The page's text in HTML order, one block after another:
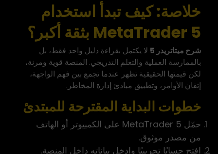
خلاصة: كيف تبدأ استخدام
MetaTrader 5 بثقة أكبر؟
شرح ميتاتريدر 5
لا يكتمل بقراءة دليل واحد فقط، بل
بالممارسة العملية والتعلم التدريجي. المنصة قوية ومرنة،
لكن قيمتها الحقيقية تظهر عندما تجمع بين فهم الواجهة،
إتقان الأوامر، وتطبيق مبادئ إدارة المخاطر.
خطوات البداية المقترحة للمبتدئ
حمّل MetaTrader 5 على الكمبيوتر أو الهاتف
من مصدر موثوق.
افتح حسابًا تجريبيًا وادخل بياناته داخل المنصة.